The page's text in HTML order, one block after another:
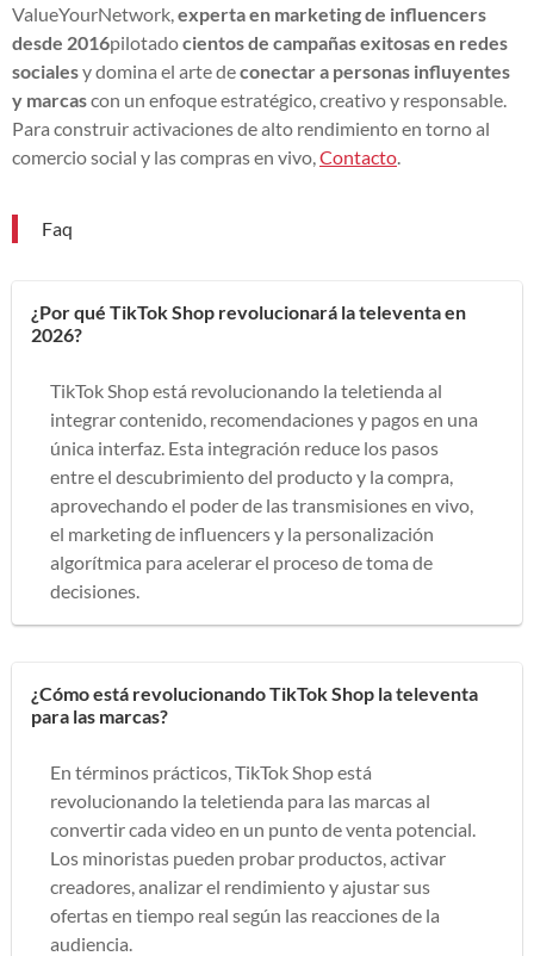
ValueYourNetwork, experta en marketing de influencers
desde 2016pilotadocientos de campañas exitosas en redes
socialesy domina el arte deconectar a personas influyentes
y marcascon un enfoque estratégico, creativo y responsable.
Para construir activaciones de alto rendimiento en torno al
comercio social y las compras en vivo, Contacto
Faq
¿Por qué TikTok Shop revolucionará la televenta en
2026?
TikTok Shop está revolucionando la teletienda al
integrar contenido, recomendaciones y pagos en una
única interfaz. Esta integración reduce los pasos
entre el descubrimiento del producto y la compra,
aprovechando el poder de las transmisiones en vivo,
el marketing de influencers y la personalización
algorítmica para acelerar el proceso de toma de
decisiones.
¿Cómo está revolucionando TikTok Shop la televenta
para las marcas?
En términos prácticos, TikTok Shop está
revolucionando la teletienda para las marcas al
convertir cada video en un punto de venta potencial.
Los minoristas pueden probar productos, activar
creadores, analizar el rendimiento y ajustar sus
ofertas en tiempo real según las reacciones de la
audiencia.